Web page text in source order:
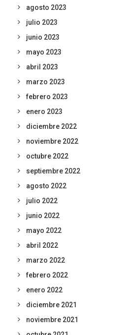
agosto 2023
julio 2023
junio 2023
mayo 2023
abril 2023
marzo 2023
febrero 2023
enero 2023
diciembre 2022
noviembre 2022
octubre 2022
septiembre 2022
agosto 2022
julio 2022
junio 2022
mayo 2022
abril 2022
marzo 2022
febrero 2022
enero 2022
diciembre 2021
noviembre 2021